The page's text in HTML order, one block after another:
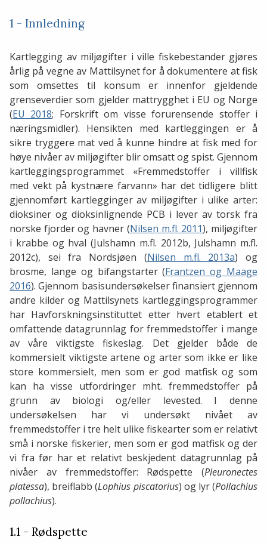
1 - Innledning
Kartlegging av miljøgifter i ville fiskebestander gjøres
årlig på vegne av Mattilsynet for å dokumentere at fisk
som omsettes til konsum er innenfor gjeldende
grenseverdier som gjelder mattrygghet i EU og Norge
(EU 2018; Forskrift om visse forurensende stoffer i
næringsmidler). Hensikten med kartleggingen er å
sikre tryggere mat ved å kunne hindre at fisk med for
høye nivåer av miljøgifter blir omsatt og spist. Gjennom
kartleggingsprogrammet «Fremmedstoffer i villfisk
med vekt på kystnære farvann» har det tidligere blitt
gjennomført kartlegginger av miljøgifter i ulike arter:
dioksiner og dioksinlignende PCB i lever av torsk fra
norske fjorder og havner (Nilsen m.fl. 2011), miljøgifter
i krabbe og hval (Julshamn m.fl. 2012b, Julshamn m.fl.
2012c), sei fra Nordsjøen (Nilsen m.fl. 2013a) og
brosme, lange og bifangstarter (Frantzen og Maage
2016). Gjennom basisundersøkelser finansiert gjennom
andre kilder og Mattilsynets kartleggingsprogrammer
har Havforskningsinstituttet etter hvert etablert et
omfattende datagrunnlag for fremmedstoffer i mange
av våre viktigste fiskeslag. Det gjelder både de
kommersielt viktigste artene og arter som ikke er like
store kommersielt, men som er god matfisk og som
kan ha visse utfordringer mht. fremmedstoffer på
grunn av biologi og/eller levested. I denne
undersøkelsen har vi undersøkt nivået av
fremmedstoffer i tre helt ulike fiskearter som er relativt
små i norske fiskerier, men som er god matfisk og der
vi fra før har et relativt beskjedent datagrunnlag på
nivåer av fremmedstoffer: Rødspette (Pleuronectes
platessa), breiflabb (Lophius piscatorius) og lyr (Pollachius
pollachius).
1.1 - Rødspette